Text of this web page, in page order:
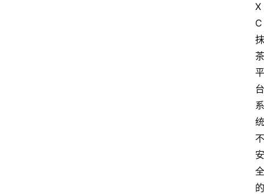
X
C
抹
茶
平
台
系
统
不
安
全
的